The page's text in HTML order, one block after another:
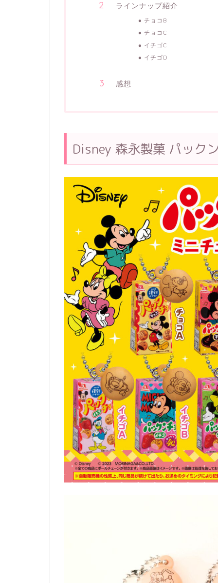
ラインナップ紹介
チョコB
チョコC
イチゴC
イチゴD
感想
Disney 森永製菓 パック